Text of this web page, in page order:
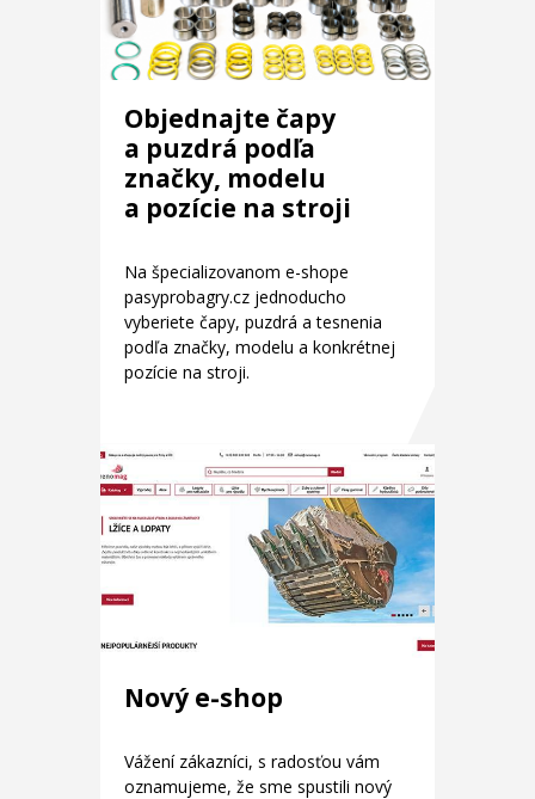
Objednajte čapy
a puzdrá podľa
značky, modelu
a pozície na stroji
Na špecializovanom e-shope
pasyprobagry.cz jednoducho
vyberiete čapy, puzdrá a tesnenia
podľa značky, modelu a konkrétnej
pozície na stroji.
Nový e-shop
Vážení zákazníci, s radosťou vám
oznamujeme, že sme spustili nový